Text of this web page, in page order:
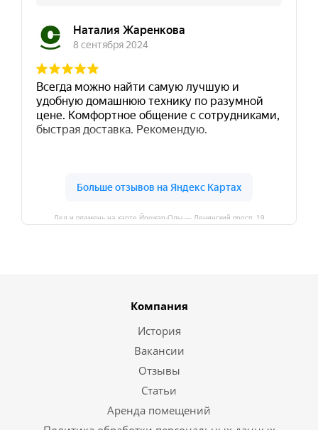
Лед и пламень на карте Йошкар‑Олы — Ленинский просп.,19
Компания
История
Вакансии
Отзывы
Статьи
Аренда помещений